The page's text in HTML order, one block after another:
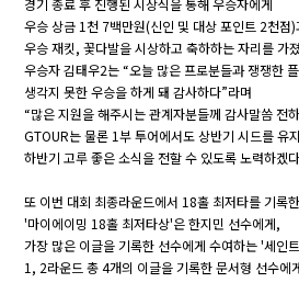
우승 상금 1천 7백만원(신인 및 대상 포인트 2천점
우승 재킷, 꽃다발을 시상하고 축하하는 자리를 가
우승자 김태우2는 “오늘 많은 프로분들과 쟁쟁한
생각지 못한 우승을 하게 돼 감사하다”라며
“많은 지원을 해주시는 관계자분들께 감사말씀 전
GTOUR는 물론 1부 투어에서도 상반기 시드를 유
하반기 고루 좋은 소식을 전할 수 있도록 노력하겠
또 이번 대회 최종라운드에서 18홀 최저타를 기록
'마이에이밍 18홀 최저타상'은 한지민 선수에게,
가장 많은 이글을 기록한 선수에게 수여하는 '세인
1, 2라운드 총 4개의 이글을 기록한 문서형 선수에